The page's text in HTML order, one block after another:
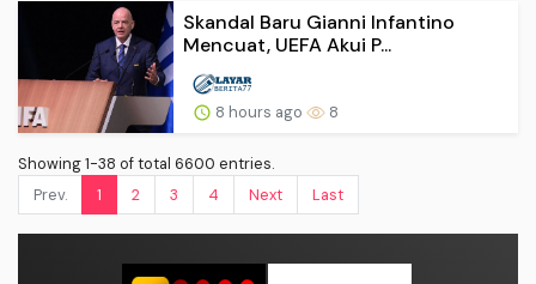
Skandal Baru Gianni Infantino
Mencuat, UEFA Akui P...
8 hours ago 8
Showing 1-38 of total 6600 entries.
Prev.
1 2 3 4 Next Last